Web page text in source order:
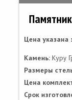
Цена указана
Камень: Куру
Размеры
Цена
Срок